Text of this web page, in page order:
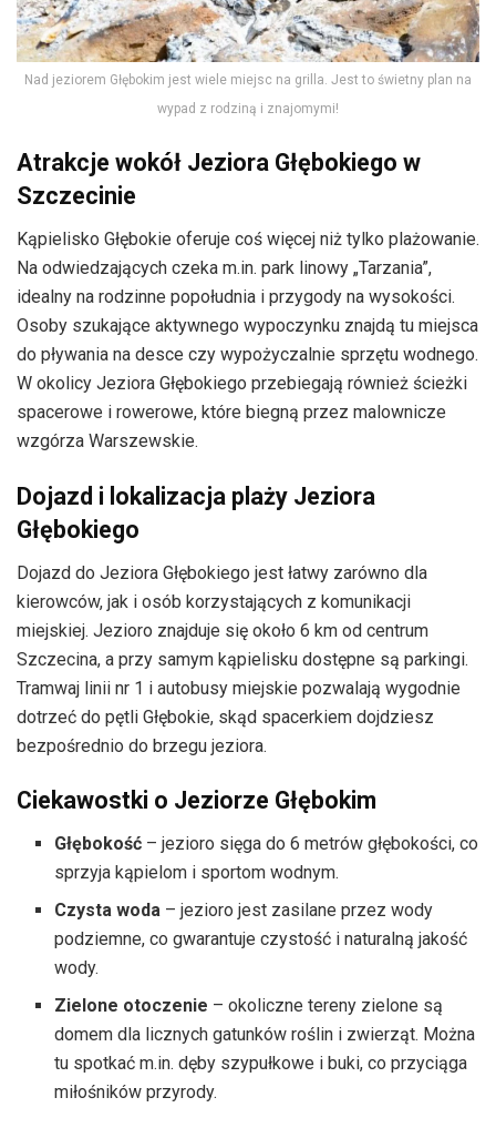
Nad jeziorem Głębokim jest wiele miejsc na grilla. Jest to świetny plan na
wypad z rodziną i znajomymi!
Atrakcje wokół Jeziora Głębokiego w
Szczecinie
Kąpielisko Głębokie oferuje coś więcej niż tylko plażowanie.
Na odwiedzających czeka m.in. park linowy „Tarzania”,
idealny na rodzinne popołudnia i przygody na wysokości.
Osoby szukające aktywnego wypoczynku znajdą tu miejsca
do pływania na desce czy wypożyczalnie sprzętu wodnego.
W okolicy Jeziora Głębokiego przebiegają również ścieżki
spacerowe i rowerowe, które biegną przez malownicze
wzgórza Warszewskie.
Dojazd i lokalizacja plaży Jeziora
Głębokiego
Dojazd do Jeziora Głębokiego jest łatwy zarówno dla
kierowców, jak i osób korzystających z komunikacji
miejskiej. Jezioro znajduje się około 6 km od centrum
Szczecina, a przy samym kąpielisku dostępne są parkingi.
Tramwaj linii nr 1 i autobusy miejskie pozwalają wygodnie
dotrzeć do pętli Głębokie, skąd spacerkiem dojdziesz
bezpośrednio do brzegu jeziora.
Ciekawostki o Jeziorze Głębokim
Głębokość – jezioro sięga do 6 metrów głębokości, co
sprzyja kąpielom i sportom wodnym.
Czysta woda – jezioro jest zasilane przez wody
podziemne, co gwarantuje czystość i naturalną jakość
wody.
Zielone otoczenie – okoliczne tereny zielone są
domem dla licznych gatunków roślin i zwierząt. Można
tu spotkać m.in. dęby szypułkowe i buki, co przyciąga
miłośników przyrody.